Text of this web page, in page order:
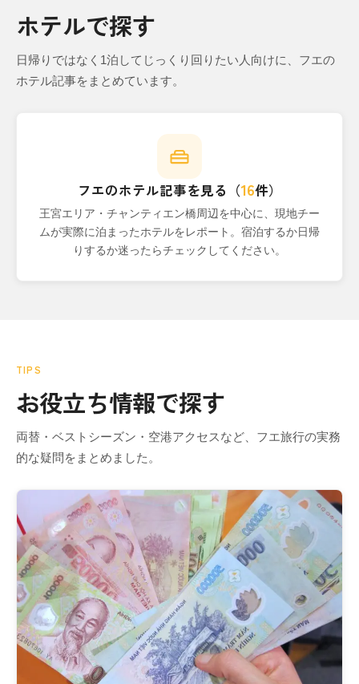
ホテルで探す
日帰りではなく1泊してじっくり回りたい人向けに、フエの
ホテル記事をまとめています。
フエのホテル記事を見る（16件）
王宮エリア・チャンティエン橋周辺を中心に、現地チー
ムが実際に泊まったホテルをレポート。宿泊するか日帰
りするか迷ったらチェックしてください。
TIPS
お役立ち情報で探す
両替・ベストシーズン・空港アクセスなど、フエ旅行の実務
的な疑問をまとめました。